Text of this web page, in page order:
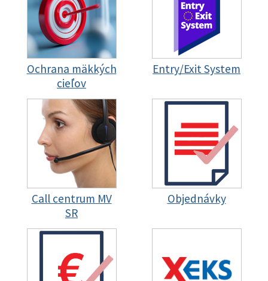
Ochrana mäkkých
cieľov
Entry/Exit System
Call centrum MV
SR
Objednávky